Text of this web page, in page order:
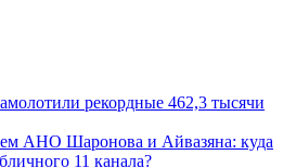
рекордные 462,3 тысячи